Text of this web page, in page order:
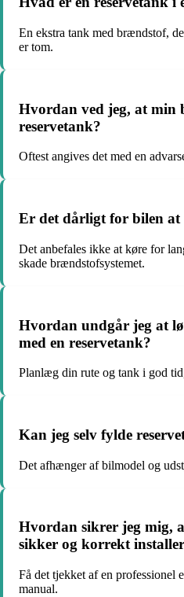
En ekstra tank med brændstof,
er tom.
Hvordan ved jeg, at min
reservetank?
Oftest angives det med en
Er det dårligt for bilen at
Det anbefales ikke at køre for
skade brændstofsystemet.
Hvordan undgår jeg at
med en reservetank?
Planlæg din rute og tank i god
Kan jeg selv fylde
Det afhænger af bilmodel og
Hvordan sikrer jeg mig,
sikker og korrekt
Få det tjekket af en professionel
manual.